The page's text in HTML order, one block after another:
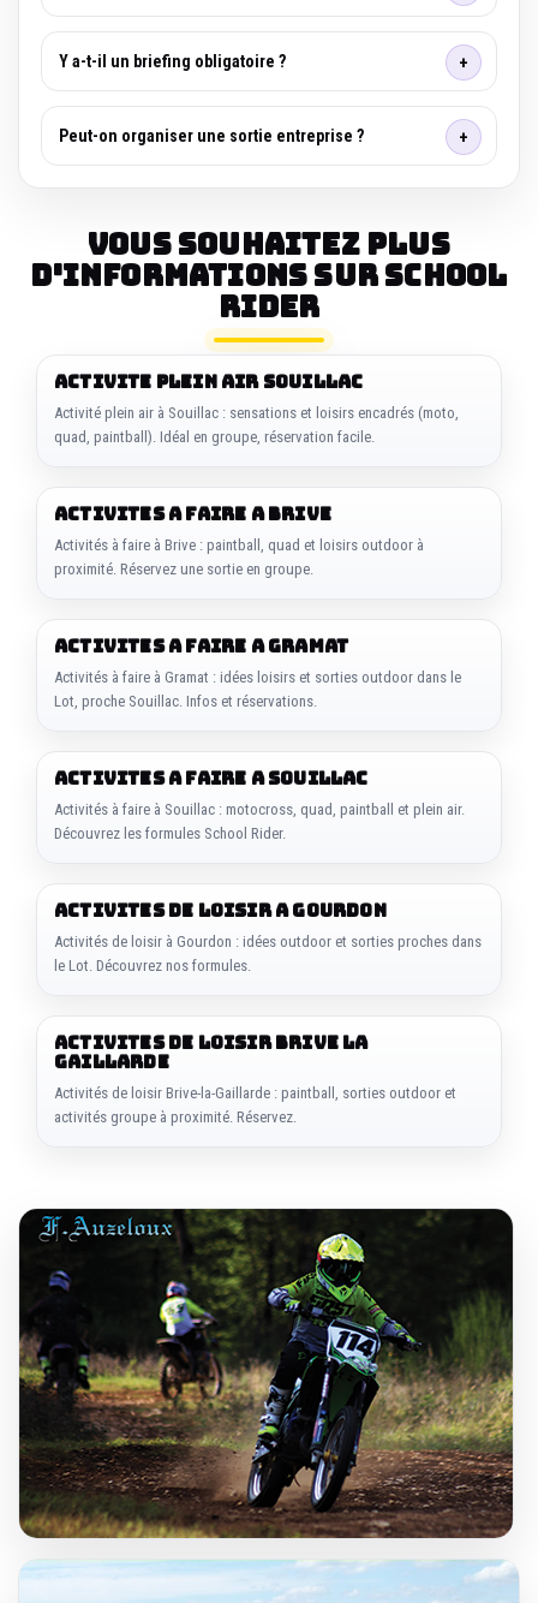
Y a-t-il un briefing obligatoire ?
Peut-on organiser une sortie entreprise ?
Vous souhaitez plus
d'informations sur SCHOOL
RIDER
ACTIVITE PLEIN AIR SOUILLAC
Activité plein air à Souillac : sensations et loisirs encadrés (moto,
quad, paintball). Idéal en groupe, réservation facile.
ACTIVITES A FAIRE A BRIVE
Activités à faire à Brive : paintball, quad et loisirs outdoor à
proximité. Réservez une sortie en groupe.
ACTIVITES A FAIRE A GRAMAT
Activités à faire à Gramat : idées loisirs et sorties outdoor dans le
Lot, proche Souillac. Infos et réservations.
ACTIVITES A FAIRE A SOUILLAC
Activités à faire à Souillac : motocross, quad, paintball et plein air.
Découvrez les formules School Rider.
ACTIVITES DE LOISIR A GOURDON
Activités de loisir à Gourdon : idées outdoor et sorties proches dans
le Lot. Découvrez nos formules.
ACTIVITES DE LOISIR BRIVE LA
GAILLARDE
Activités de loisir Brive-la-Gaillarde : paintball, sorties outdoor et
activités groupe à proximité. Réservez.